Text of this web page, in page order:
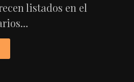
listados en el